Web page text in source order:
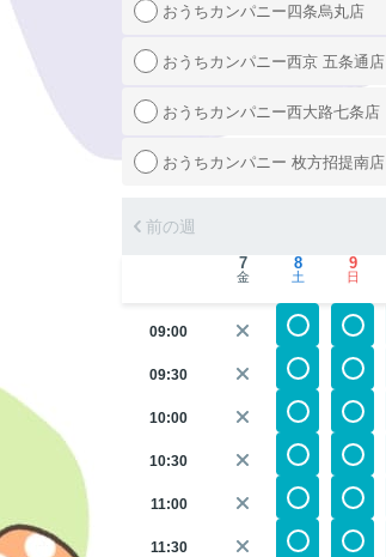
おうちカンパニー四条烏丸店
おうちカンパニー西京 五条通店
おうちカンパニー西大路七条店
おうちカンパニー 枚方招提南店
前の週
7
金
8
土
9
日
09:00
09:30
10:00
10:30
11:00
11:30